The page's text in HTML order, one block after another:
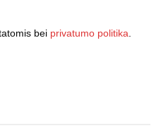
bei privatumo politika